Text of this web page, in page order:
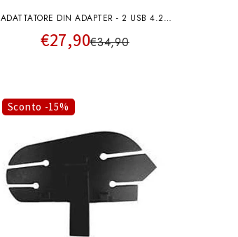
ADATTATORE DIN ADAPTER - 2 USB 4.2A
ALU - 45°
€27,90€34,90
Sconto -15%